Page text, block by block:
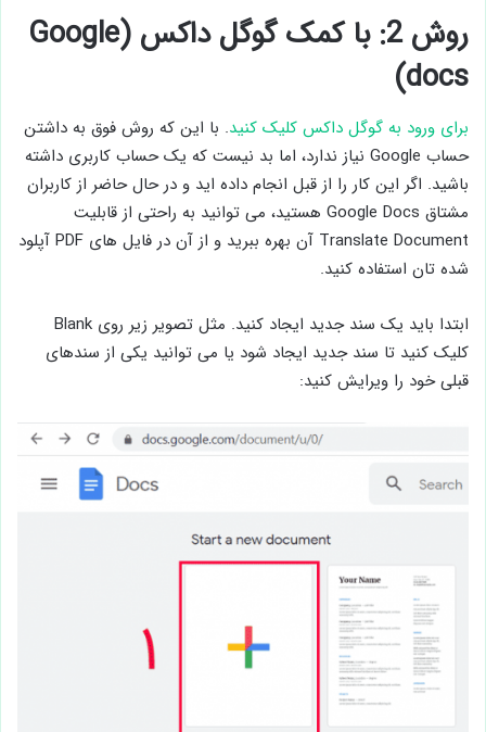
روش 2: با کمک گوگل داکس (Google
docs)
برای ورود به گوگل داکس کلیک کنید. با این که روش فوق به داشتن
حساب Google نیاز ندارد، اما بد نیست که یک حساب کاربری داشته
باشید. اگر این کار را از قبل انجام داده اید و در حال حاضر از کاربران
مشتاق Google Docs هستید، می ‌توانید به راحتی از قابلیت
Translate Document آن بهره ببرید و از آن در فایل ‌های PDF آپلود
شده تان استفاده کنید.
ابتدا باید یک سند جدید ایجاد کنید. مثل تصویر زیر روی Blank
کلیک کنید تا سند جدید ایجاد شود یا می توانید یکی از سندهای
قبلی خود را ویرایش کنید: